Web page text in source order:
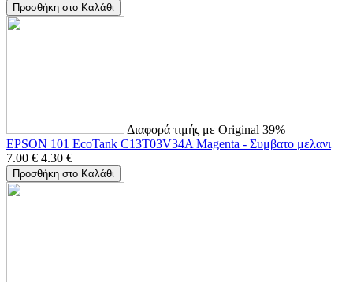
Προσθήκη στο Καλάθι
Διαφορά τιμής με Original 39%
EPSON 101 EcoTank C13T03V34A Magenta - Συμβατο μελανι
7.00 € 4.30 €
Προσθήκη στο Καλάθι